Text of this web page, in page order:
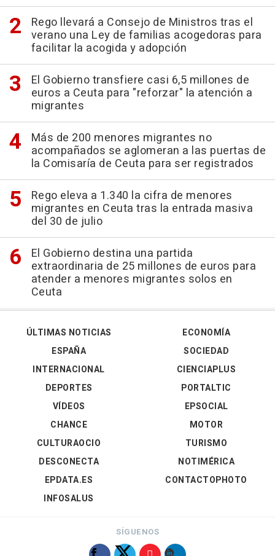
Rego llevará a Consejo de Ministros tras el
verano una Ley de familias acogedoras para
facilitar la acogida y adopción
El Gobierno transfiere casi 6,5 millones de
euros a Ceuta para "reforzar" la atención a
migrantes
Más de 200 menores migrantes no
acompañados se aglomeran a las puertas de
la Comisaría de Ceuta para ser registrados
Rego eleva a 1.340 la cifra de menores
migrantes en Ceuta tras la entrada masiva
del 30 de julio
El Gobierno destina una partida
extraordinaria de 25 millones de euros para
atender a menores migrantes solos en
Ceuta
ÚLTIMAS NOTICIAS
ESPAÑA
INTERNACIONAL
DEPORTES
VÍDEOS
ECONOMÍA
SOCIEDAD
CIENCIAPLUS
PORTALTIC
EPSOCIAL
CHANCE
CULTURAOCIO
DESCONECTA
EPDATA.ES
INFOSALUS
MOTOR
TURISMO
NOTIMÉRICA
CONTACTOPHOTO
SÍGUENOS